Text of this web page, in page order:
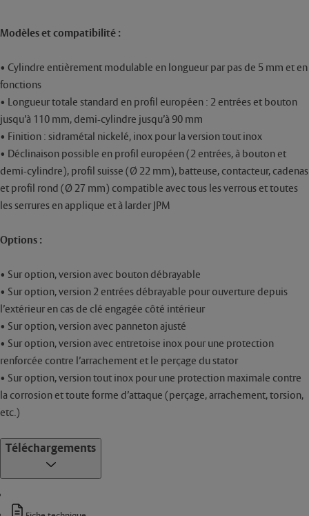
Modèles et compatibilité :
• Cylindre entièrement modulable en longueur par pas de 5 mm et en
fonctions
• Longueur totale standard en profil européen : 2 entrées et bouton
jusqu’à 110 mm, demi-cylindre jusqu’à 90 mm
• Finition : sidramétal nickelé, inox pour la version tout inox
• Déclinaison possible en profil européen (2 entrées, à bouton et
demi-cylindre), profil suisse (Ø 22 mm), batteuse, contacteur, cadenas
et profil rond (Ø 27 mm) compatible avec tous les verrous et toutes
les serrures en applique et à larder JPM
Options :
• Sur option, version avec bouton débrayable
• Sur option, version 2 entrées débrayable pour ouverture depuis
l’extérieur en cas de clé engagée côté intérieur
• Sur option, version avec panneton ajusté
• Sur option, version avec entretoise inox pour une protection
renforcée contre l’arrachement et le perçage du stator
• Sur option, version tout inox pour une protection maximale contre
la corrosion et toute forme d’attaque (perçage, arrachement, torsion,
etc.)
Téléchargements